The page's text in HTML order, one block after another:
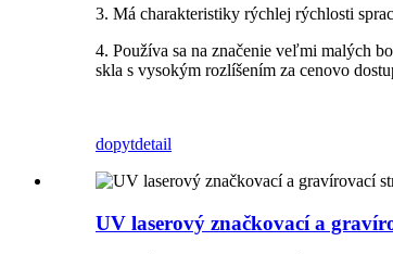
3. Má charakteristiky rýchlej rýchlosti
4. Používa sa na značenie veľmi malých
skla s vysokým rozlíšením za cenovo
dopytdetail
UV laserový značkovací a